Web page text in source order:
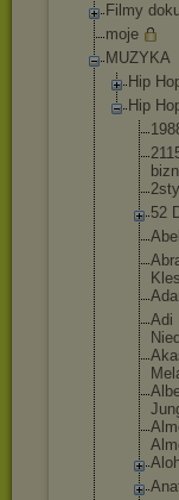
Filmy
moje
MUZYKA
Hip
Hip
52
Adi